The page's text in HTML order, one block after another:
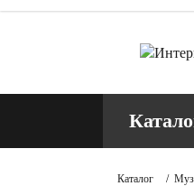
Каталог /